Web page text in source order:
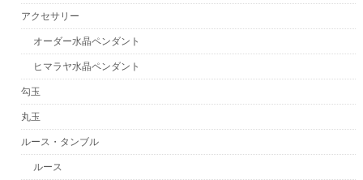
アクセサリー
オーダー水晶ペンダント
ヒマラヤ水晶ペンダント
勾玉
丸玉
ルース・タンブル
ルース